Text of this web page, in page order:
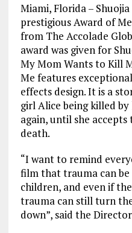
Miami, Florida –
prestigious Award of
from The Accolade
award was given for
My Mom Wants to Kill
Me features
effects design. It is a
girl Alice being killed
again, until she
death.
“I want to remind
film that trauma can
children, and even if
trauma can still turn
down”, said the